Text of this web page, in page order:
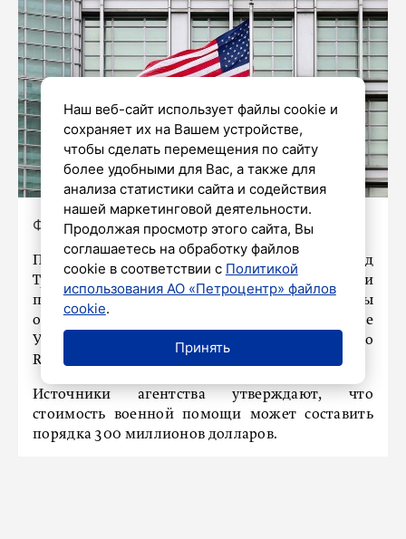
Фото: Yuri Gripas/ТАСС
Президент Соединенных Штатов Дональд
Трамп впервые воспользуется своими
президентскими полномочиями, чтобы
отправить дополнительное вооружение
Украине, сообщает информационное агентство
Reuters.
Источники агентства утверждают, что
стоимость военной помощи может составить
порядка 300 миллионов долларов.
Наш веб-сайт использует файлы cookie и
сохраняет их на Вашем устройстве,
чтобы сделать перемещения по сайту
более удобными для Вас, а также для
анализа статистики сайта и содействия
нашей маркетинговой деятельности.
Продолжая просмотр этого сайта, Вы
соглашаетесь на обработку файлов
cookie в соответствии с Политикой
использования АО «Петроцентр» файлов
cookie.
Принять